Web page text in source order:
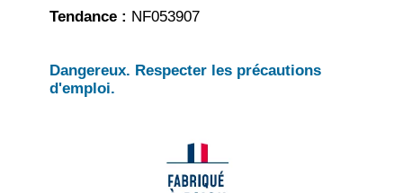
Tendance : NF053907
Dangereux. Respecter les précautions
d'emploi.